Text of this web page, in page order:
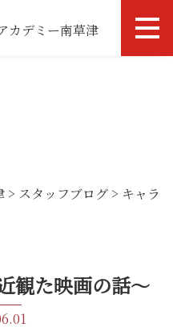
> スタッフブログ > キャラ
観た映画の話～